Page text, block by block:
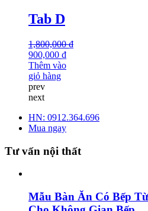
Tab D
1,800,000₫
900,000 ₫
Thêm vào
giỏ hàng
prev
next
HN: 0912.364.696
Mua ngay
Tư vấn nội thất
Mẫu Bàn Ăn Có Bếp